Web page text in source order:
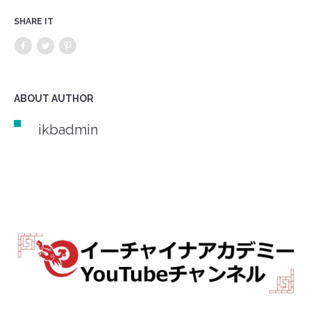
SHARE IT
ABOUT AUTHOR
ikbadmin